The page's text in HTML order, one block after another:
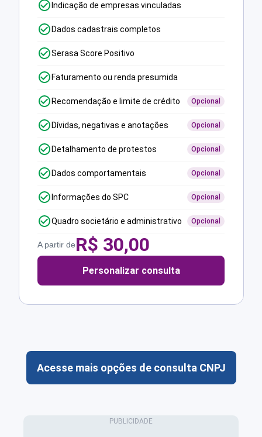
Indicação de empresas vinculadas
Dados cadastrais completos
Serasa Score Positivo
Faturamento ou renda presumida
Recomendação e limite de crédito Opcional
Dívidas, negativas e anotações Opcional
Detalhamento de protestos Opcional
Dados comportamentais Opcional
Informações do SPC Opcional
Quadro societário e administrativo Opcional
A partir deR$ 30,00
Personalizar consulta
Acesse mais opções de consulta CNPJ